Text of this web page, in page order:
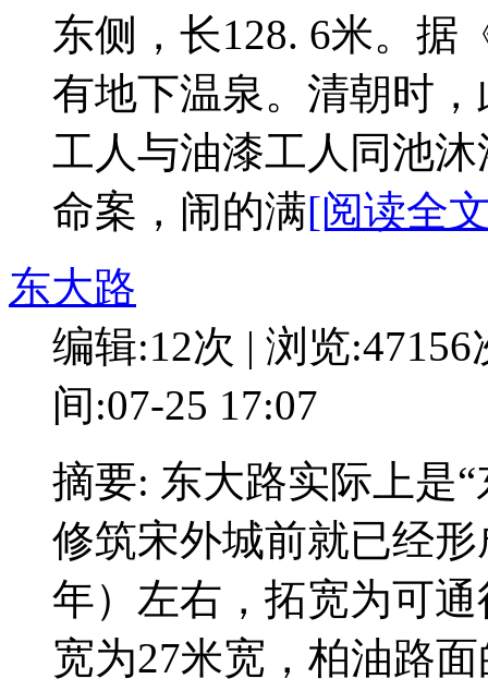
东侧，长128. 6米。据
有地下温泉。清朝时
工人与油漆工人同池
命案，闹的满[阅读全
东大路
编辑:12次 | 浏览:47156
间:07-25 17:07
摘要: 东大路实际上是
修筑宋外城前就已经
年）左右，拓宽为可
宽为27米宽，柏油路